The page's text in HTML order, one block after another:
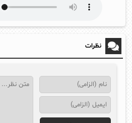
نظرات